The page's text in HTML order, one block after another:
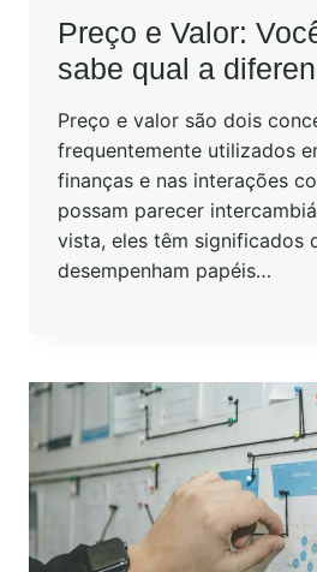
Preço e Valor:
sabe qual a
Preço e valor são dois
frequentemente utilizados
finanças e nas interações
possam parecer
vista, eles têm significados
desempenham papéis…